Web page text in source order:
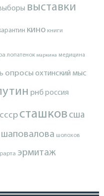
выставки
кино книги
лопатенок маркина медицина
опросы охтинский мыс
рнброссия
ссср сташков сша
шаповалова шолохов
эрмитаж